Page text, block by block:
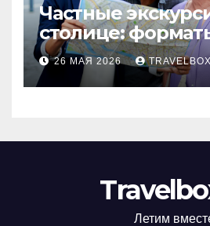
Частные
столице:
маршруты и
организации
26 МАЯ 2026
Летим